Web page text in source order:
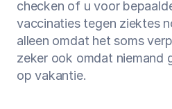
checken of u voor
vaccinaties tegen ziektes
alleen omdat het soms
zeker ook omdat niemand
op vakantie.
Gevaarlijke sporten
Ongevallendekking